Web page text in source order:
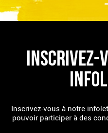
INSCRIVEZ-
Inscrivez-vous à notre
pouvoir participer à des